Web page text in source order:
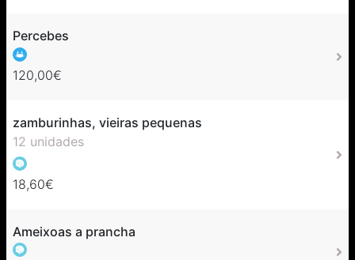
Percebes
120,00€
zamburinhas, vieiras pequenas
12 unidades
18,60€
Ameixoas a prancha